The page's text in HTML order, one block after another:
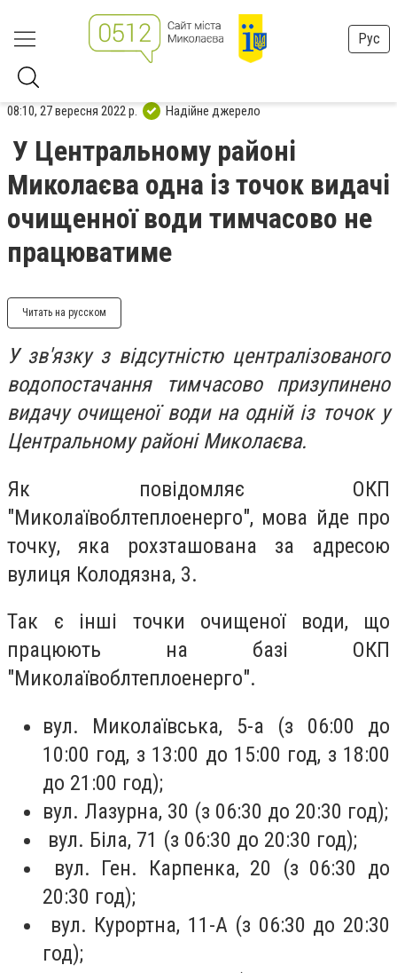
Рус
08:10, 27 вересня 2022 р. Надійне джерело
У Центральному районі
Миколаєва одна із точок видачі
очищенної води тимчасово не
працюватиме
Читать на русском
У зв'язку з відсутністю централізованого
водопостачання тимчасово призупинено
видачу очищеної води на одній із точок у
Центральному районі Миколаєва.
Як повідомляє ОКП
"Миколаївоблтеплоенерго", мова йде про
точку, яка рохзташована за адресою
вулиця Колодязна, 3.
Так є інші точки очищеної води, що
працюють на базі ОКП
"Миколаївоблтеплоенерго".
вул. Миколаївська, 5-а (з 06:00 до
10:00 год, з 13:00 до 15:00 год, з 18:00
до 21:00 год);
вул. Лазурна, 30 (з 06:30 до 20:30 год);
вул. Біла, 71 (з 06:30 до 20:30 год);
вул. Ген. Карпенка, 20 (з 06:30 до
20:30 год);
вул. Курортна, 11-А (з 06:30 до 20:30
год);